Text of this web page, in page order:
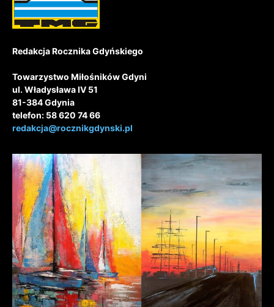
Redakcja Rocznika Gdyńskiego
Towarzystwo Miłośników Gdyni
ul. Władysława IV 51
81-384 Gdynia
telefon: 58 620 74 66
redakcja@rocznikgdynski.pl